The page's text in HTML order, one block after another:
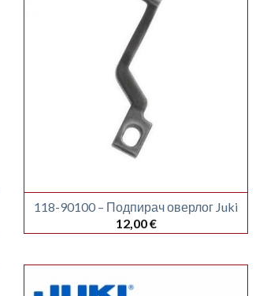
118-90100 – Подпирач оверлог Juki
12,00€